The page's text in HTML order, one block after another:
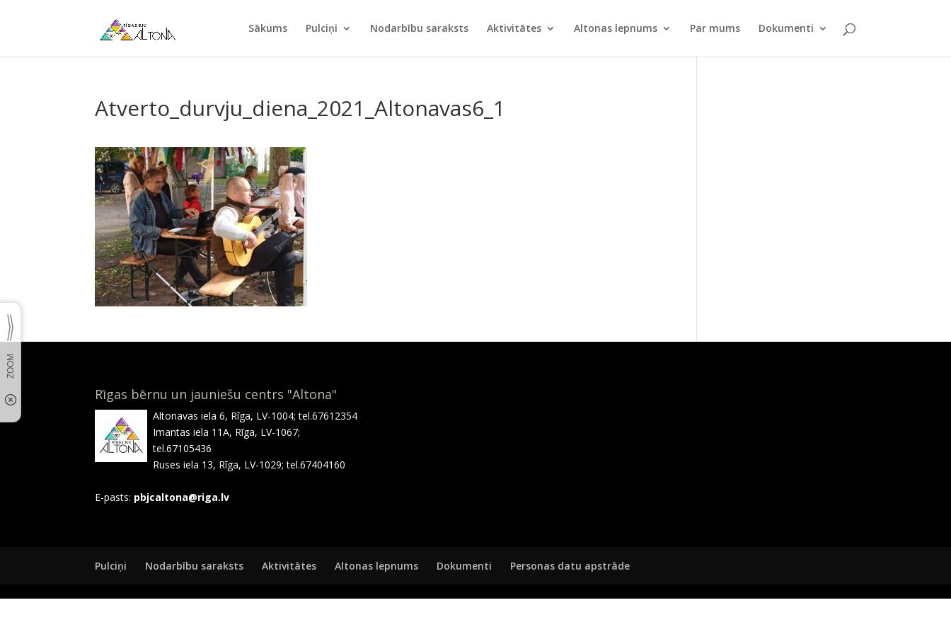
Sākums Pulciņi Nodarbību saraksts Aktivitātes Altonas lepnums Par mums Dokumenti
Atverto_durvju_diena_2021_Altonavas6_1
Rīgas bērnu un jauniešu centrs "Altona"
Altonavas iela 6, Rīga, LV-1004; tel.67612354
Imantas iela 11A, Rīga, LV-1067;
tel.67105436
Ruses iela 13, Rīga, LV-1029; tel.67404160
E-pasts: pbjcaltona@riga.lv
Pulciņi Nodarbību saraksts Aktivitātes Altonas lepnums Dokumenti Personas datu apstrāde